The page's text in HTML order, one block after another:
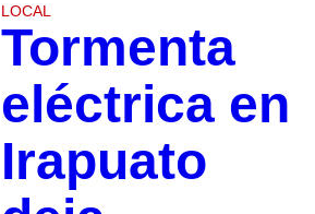
LOCAL
Tormenta
eléctrica en
Irapuato